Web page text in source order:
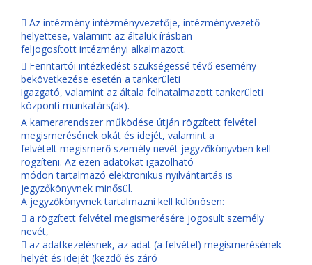
 Az intézmény intézményvezetője, intézményvezető-
helyettese, valamint az általuk írásban
feljogosított intézményi alkalmazott.
 Fenntartói intézkedést szükségessé tévő esemény
bekövetkezése esetén a tankerületi
igazgató, valamint az általa felhatalmazott tankerületi
központi munkatárs(ak).
A kamerarendszer működése útján rögzített felvétel
megismerésének okát és idejét, valamint a
felvételt megismerő személy nevét jegyzőkönyvben kell
rögzíteni. Az ezen adatokat igazolható
módon tartalmazó elektronikus nyilvántartás is
jegyzőkönyvnek minősül.
A jegyzőkönyvnek tartalmazni kell különösen:
 a rögzített felvétel megismerésére jogosult személy
nevét,
 az adatkezelésnek, az adat (a felvétel) megismerésének
helyét és idejét (kezdő és záró